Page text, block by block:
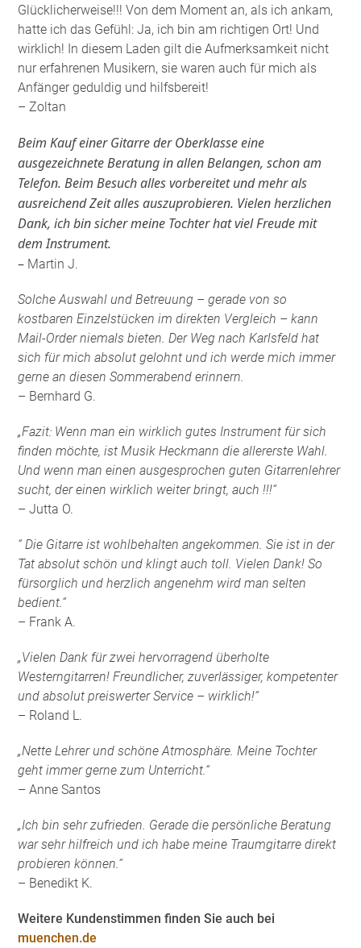
Glücklicherweise!!! Von dem Moment an, als ich ankam,
hatte ich das Gefühl: Ja, ich bin am richtigen Ort! Und
wirklich! In diesem Laden gilt die Aufmerksamkeit nicht
nur erfahrenen Musikern, sie waren auch für mich als
Anfänger geduldig und hilfsbereit!
– Zoltan
Beim Kauf einer Gitarre der Oberklasse eine
ausgezeichnete Beratung in allen Belangen, schon am
Telefon. Beim Besuch alles vorbereitet und mehr als
ausreichend Zeit alles auszuprobieren. Vielen herzlichen
Dank, ich bin sicher meine Tochter hat viel Freude mit
dem Instrument.
– Martin J.
Solche Auswahl und Betreuung – gerade von so
kostbaren Einzelstücken im direkten Vergleich – kann
Mail-Order niemals bieten. Der Weg nach Karlsfeld hat
sich für mich absolut gelohnt und ich werde mich immer
gerne an diesen Sommerabend erinnern.
– Bernhard G.
„Fazit: Wenn man ein wirklich gutes Instrument für sich
finden möchte, ist Musik Heckmann die allererste Wahl.
Und wenn man einen ausgesprochen guten Gitarrenlehrer
sucht, der einen wirklich weiter bringt, auch !!!“
– Jutta O.
“ Die Gitarre ist wohlbehalten angekommen. Sie ist in der
Tat absolut schön und klingt auch toll. Vielen Dank! So
fürsorglich und herzlich angenehm wird man selten
bedient.“
– Frank A.
„Vielen Dank für zwei hervorragend überholte
Westerngitarren! Freundlicher, zuverlässiger, kompetenter
und absolut preiswerter Service – wirklich!“
– Roland L.
„Nette Lehrer und schöne Atmosphäre. Meine Tochter
geht immer gerne zum Unterricht.“
– Anne Santos
„Ich bin sehr zufrieden. Gerade die persönliche Beratung
war sehr hilfreich und ich habe meine Traumgitarre direkt
probieren können.“
– Benedikt K.
Weitere Kundenstimmen finden Sie auch bei
muenchen.de